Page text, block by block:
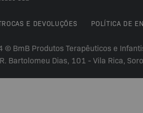
E DEVOLUÇÕES POLÍTICA DE
© BmB Produtos Terapêuticos e
R. Bartolomeu Dias, 101 - Vila Rica,